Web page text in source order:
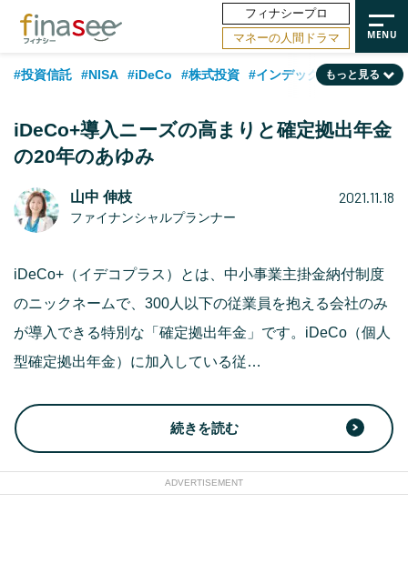
フィナシープロ
マネーの人間ドラマ
#投資信託 #NISA #iDeCo #株式投資 #インデックスファンド
#積立投資 #トレンド
#データ・調査 #資産運用業界 #海外事情
もっと見る
iDeCo+導入ニーズの高まりと確定拠出年金
の20年のあゆみ
山中 伸枝
ファイナンシャルプランナー
2021.11.18
iDeCo+（イデコプラス）とは、中小事業主掛金納付制度
のニックネームで、300人以下の従業員を抱える会社のみ
が導入できる特別な「確定拠出年金」です。iDeCo（個人
型確定拠出年金）に加入している従…
続きを読む
ADVERTISEMENT